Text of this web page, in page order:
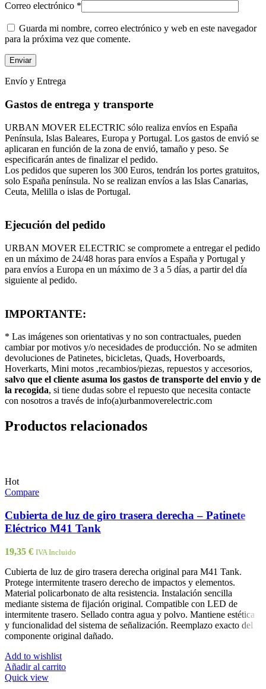
Correo electrónico *
Guarda mi nombre, correo electrónico y web en este navegador
para la próxima vez que comente.
Envío y Entrega
Gastos de entrega y transporte
URBAN MOVER ELECTRIC sólo realiza envíos en España
Península, Islas Baleares, Europa y Portugal. Los gastos de envió se
aplicaran en función de la zona de envió, tamaño y peso. Se
especificarán antes de finalizar el pedido.
Los pedidos que superen los 300 Euros, tendrán los portes gratuitos,
solo España península. No se realizan envíos a las Islas Canarias,
Ceuta, Melilla o islas de Portugal.
Ejecución del pedido
URBAN MOVER ELECTRIC se compromete a entregar el pedido
en un máximo de 24/48 horas para envíos a España y Portugal y
para envíos a Europa en un máximo de 3 a 5 días, a partir del día
siguiente al pedido.
IMPORTANTE:
* Las imágenes son orientativas y no son contractuales, pueden
cambiar por motivos y/o necesidades de producción. No se admiten
devoluciones de Patinetes, bicicletas, Quads, Hoverboards,
Hoverkarts, Mini motos ,recambios/piezas, repuestos y accesorios,
salvo que el cliente asuma los gastos de transporte del envio y de
la recogida, si tiene dudas sobre el repuesto que necesita contacte
con nosotros a través de info(a)urbanmoverelectric.com
Productos relacionados
Hot
Compare
Cubierta de luz de giro trasera derecha – Patinete
Eléctrico M41 Tank
19,35 € IVA Incluido
Cubierta de luz de giro trasera derecha original para M41 Tank.
Protege intermitente trasero derecho de impactos y elementos.
Material policarbonato de alta resistencia. Instalación sencilla
mediante sistema de fijación original. Compatible con LED de
intermitente trasero. Sellado contra agua y polvo. Mantiene estética
y funcionalidad del sistema de señalización. Reemplazo exacto del
componente original dañado.
Add to wishlist
Añadir al carrito
Quick view